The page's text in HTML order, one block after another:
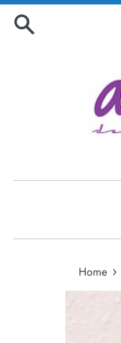
Skip
Home ›